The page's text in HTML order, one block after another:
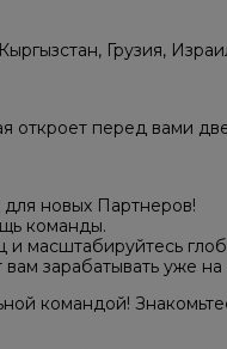
Грузия,
откроет перед вами
для новых Партнеров!
команды.
масштабируйтесь
зарабатывать уже на
командой!